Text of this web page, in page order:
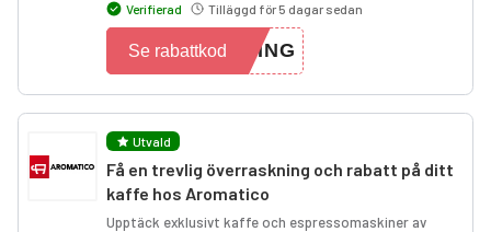
Verifierad Tilläggd för 5 dagar sedan
PING
Se rabattkod
Utvald
Få en trevlig överraskning och rabatt på ditt
kaffe hos Aromatico
Upptäck exklusivt kaffe och espressomaskiner av